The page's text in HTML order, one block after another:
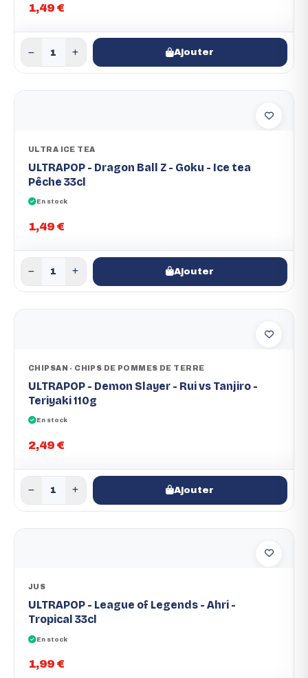
1,49 €
Ajouter
ULTRA ICE TEA
ULTRAPOP - Dragon Ball Z - Goku - Ice tea
Pêche 33cl
En stock
1,49 €
Ajouter
CHIPSAN - CHIPS DE POMMES DE TERRE
ULTRAPOP - Demon Slayer - Rui vs Tanjiro -
Teriyaki 110g
En stock
2,49 €
Ajouter
JUS
ULTRAPOP - League of Legends - Ahri -
Tropical 33cl
En stock
1,99 €